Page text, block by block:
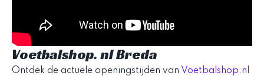
Voetbalshop. nl Breda
Ontdek de actuele openingstijden van Voetbalshop.nl